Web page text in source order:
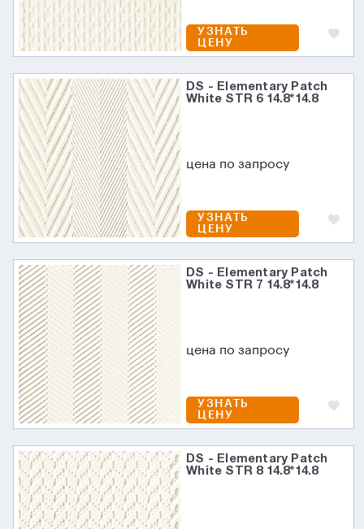
УЗНАТЬ
ЦЕНУ
DS - Elementary Patch
White STR 6 14.8*14.8
цена по запросу
УЗНАТЬ
ЦЕНУ
DS - Elementary Patch
White STR 7 14.8*14.8
цена по запросу
УЗНАТЬ
ЦЕНУ
DS - Elementary Patch
White STR 8 14.8*14.8